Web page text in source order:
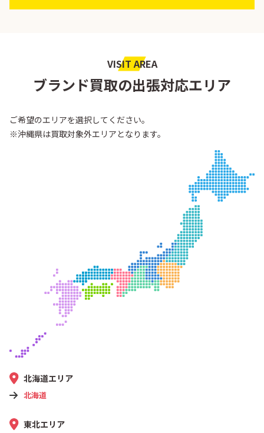
VISIT AREA
ブランド買取の出張対応エリア
ご希望のエリアを選択してください。
※沖縄県は買取対象外エリアとなります。
北海道エリア
北海道
東北エリア